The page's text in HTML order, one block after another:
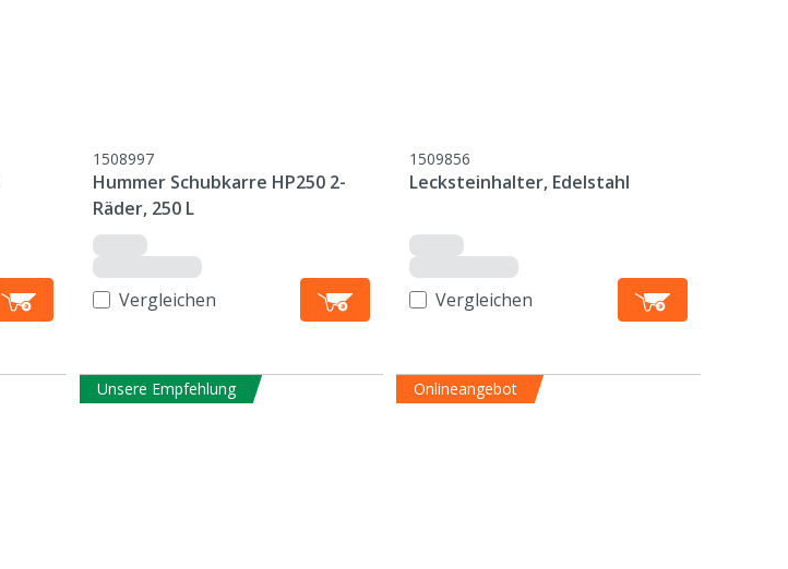
1508997
Hummer Schubkarre HP250 2-
Räder, 250 L
Vergleichen
1509856
Lecksteinhalter, Edelstahl
Vergleichen
Unsere Empfehlung Onlineangebot